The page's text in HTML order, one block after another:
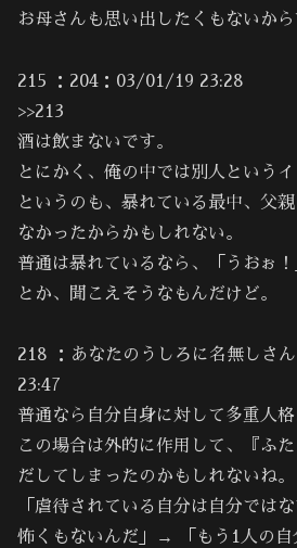
お母さんも思い出したくもないから
215 ：204：03/01/19 23:28
>>213
酒は飲まないです。
とにかく、俺の中では別人というイ
というのも、暴れている最中、父
なかったからかもしれない。
普通は暴れているなら、「うおぉ！
とか、聞こえそうなもんだけど。
218 ：あなたのうしろに名無しさ
23:47
普通なら自分自身に対して多重人格
この場合は外的に作用して、『ふ
だしてしまったのかもしれないね。
「虐待されている自分は自分では
怖くもないんだ」→ 「もう1人の自